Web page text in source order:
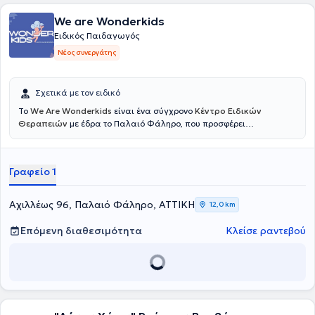
We are Wonderkids
Ειδικός Παιδαγωγός
Νέος συνεργάτης
Σχετικά με τον ειδικό
Το We Are Wonderkids είναι ένα σύγχρονο Κέντρο Ειδικών
Θεραπειών με έδρα το Παλαιό Φάληρο, που προσφέρει
παιδιά και εφήβους. Η φιλοσοφία του κέντρου βασίζεται στην
μπορεί να αναδειχθεί μέσα από επιστημονικά τεκμηριωμένες
προσεγγίσεις, ενσυναίσθηση και συνεργασία με την οικογένεια.
Στόχος είναι η δημιουργία ενός ασφαλούς και υποστηρικτικού
περιβάλλοντος, όπου κάθε παιδί μπορεί να εξελιχθεί με τον δικό του
ρυθμό και να χτίσει τα θεμέλια για μια ισορροπημένη και
δημιουργική πορεία.
Γραφείο 1
Αχιλλέως 96, Παλαιό Φάληρο, ΑΤΤΙΚΗ 12,0 km
Επόμενη διαθεσιμότητα Κλείσε ραντεβού